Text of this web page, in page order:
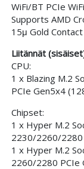
WiFi/BT PCIe
Supports AMD
15μ Gold Contact
Liitännät
CPU:
1 x Blazing M.2
PCIe Gen5x4
Chipset:
1 x Hyper M.2
2230/2260/2280
1 x Hyper M.2
2260/2280 PCIe